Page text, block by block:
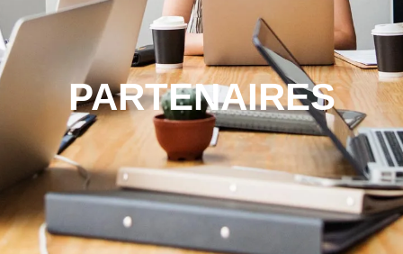
PARTENAIRES